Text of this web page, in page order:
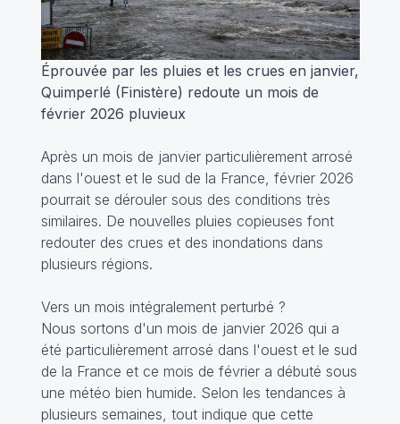
Éprouvée par les pluies et les crues en janvier,
Quimperlé (Finistère) redoute un mois de
février 2026 pluvieux
Après un mois de janvier particulièrement arrosé
dans l'ouest et le sud de la France, février 2026
pourrait se dérouler sous des conditions très
similaires. De nouvelles pluies copieuses font
redouter des crues et des inondations dans
plusieurs régions.
Vers un mois intégralement perturbé ?
Nous sortons d'un mois de janvier 2026 qui a
été particulièrement arrosé dans l'ouest et le sud
de la France et ce mois de février a débuté sous
une météo bien humide. Selon les tendances à
plusieurs semaines, tout indique que cette